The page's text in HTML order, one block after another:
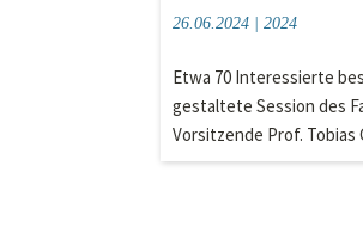
26.06.2024 |2024
Etwa 70 Interessierte
gestaltete Session des
Vorsitzende Prof. Tobias